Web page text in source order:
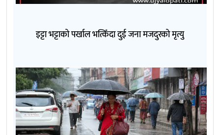
इट्टा भट्टाको पर्खाल भत्किँदा दुई जना मजदुरको मृत्यु